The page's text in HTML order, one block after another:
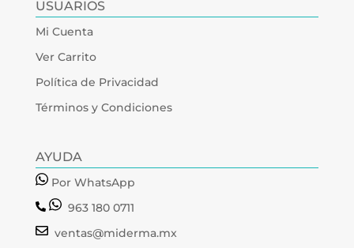
USUARIOS
Mi Cuenta
Ver Carrito
Política de Privacidad
Términos y Condiciones
AYUDA
Por WhatsApp
963 180 0711
ventas@miderma.mx